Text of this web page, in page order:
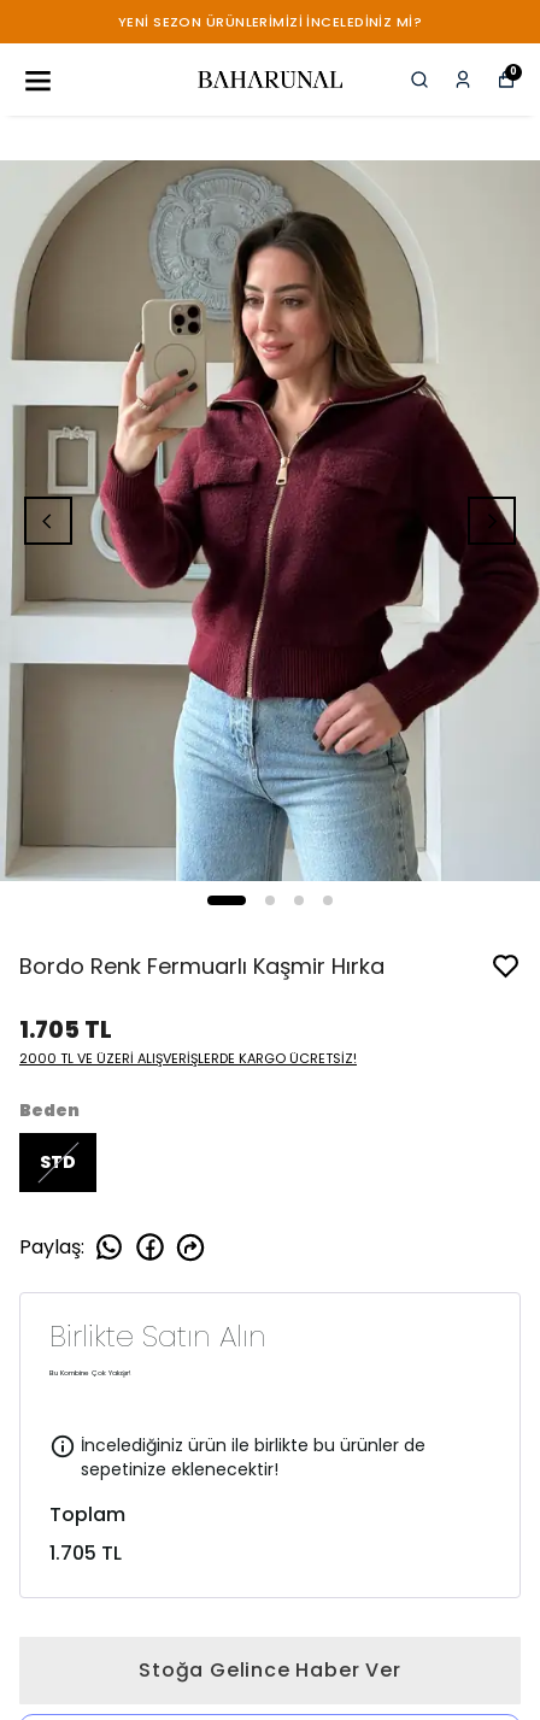
YENİ SEZON ÜRÜNLERİMİZİ İNCELEDİNİZ Mİ?
0
Bordo Renk Fermuarlı Kaşmir Hırka
1.705 TL
2000 TL VE ÜZERİ ALIŞVERİŞLERDE KARGO ÜCRETSİZ!
Beden
STD
Paylaş:
Birlikte Satın Alın
Bu Kombine Çok Yakışır!
İncelediğiniz ürün ile birlikte bu ürünler de
sepetinize eklenecektir!
Toplam
1.705 TL
Stoğa Gelince Haber Ver